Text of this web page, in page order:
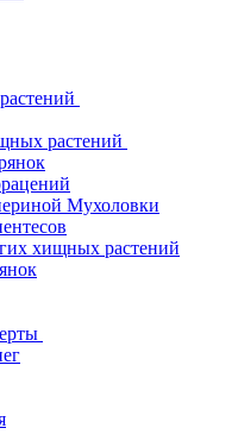
растений
Мухоловки
хищных растений